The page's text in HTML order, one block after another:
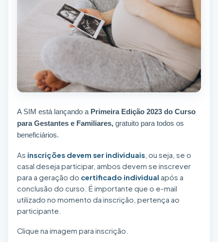
A SIM está lançando a Primeira Edição 2023 do Curso
para Gestantes e Familiares, gratuito para todos os
beneficiários.
As inscrições devem ser individuais , ou seja, se o
casal deseja participar, ambos devem se inscrever
para a geração do certificado individual após a
conclusão do curso. É importante que o e-mail
utilizado no momento da inscrição, pertença ao
participante.
Clique na imagem para inscrição.